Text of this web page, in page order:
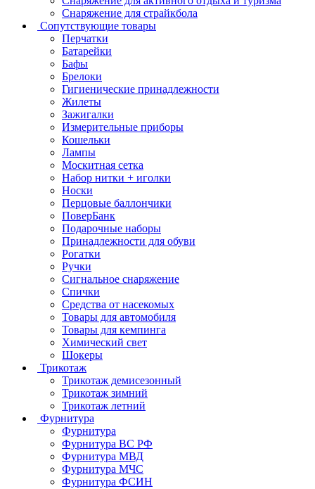
Снаряжение для страйкбола
Сопутствующие товары
Перчатки
Батарейки
Бафы
Брелоки
Гигиенические принадлежности
Жилеты
Зажигалки
Измерительные приборы
Кошельки
Лампы
Москитная сетка
Набор нитки + иголки
Носки
Перцовые баллончики
ПоверБанк
Подарочные наборы
Принадлежности для обуви
Рогатки
Ручки
Сигнальное снаряжение
Спички
Средства от насекомых
Товары для автомобиля
Товары для кемпинга
Химический свет
Шокеры
Трикотаж
Трикотаж демисезонный
Трикотаж зимний
Трикотаж летний
Фурнитура
Фурнитура
Фурнитура ВС РФ
Фурнитура МВД
Фурнитура МЧС
Фурнитура ФСИН